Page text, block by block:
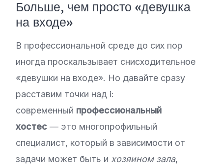
Больше, чем просто «девушка
на входе»
В профессиональной среде до сих пор
иногда проскальзывает снисходительное
«девушки на входе». Но давайте сразу
расставим точки над i:
современный профессиональный
хостес — это многопрофильный
специалист, который в зависимости от
задачи может быть и хозяином зала,